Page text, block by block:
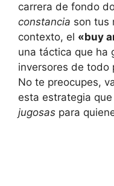
carrera de ⁤fondo
constancia son tus
contexto, el «buy
una táctica que ha
inversores de ⁢todo
No te preocupes,
esta estrategia
jugosas para